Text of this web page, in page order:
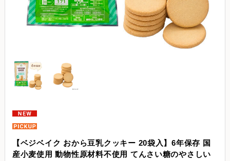
【ベジベイク おから豆乳クッキー 20袋入】6年保存 国
産小麦使用 動物性原材料不使用 てんさい糖のやさしい